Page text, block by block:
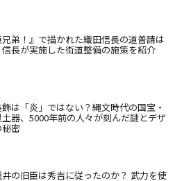
兄弟！』で描かれた織田信長の道普請は
信長が実施した街道整備の施策を紹介
は「炎」ではない？縄文時代の国宝・
器、5000年前の人々が刻んだ謎とデザ
密
井の旧臣は秀吉に従ったのか？ 武力を使